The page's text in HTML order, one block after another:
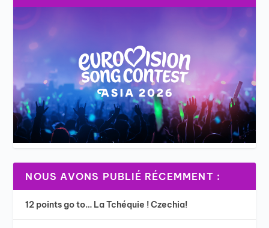
NOUS AVONS PUBLIÉ RÉCEMMENT :
12 points go to… La Tchéquie ! Czechia!